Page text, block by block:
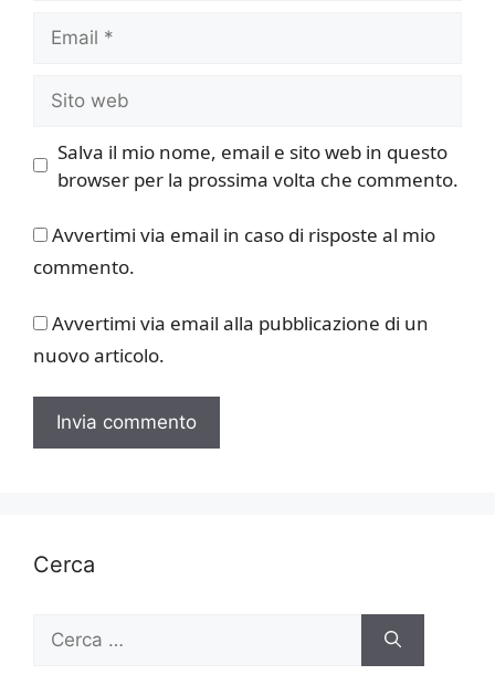
web
Salva il mio nome, email e sito web in questo
browser per la prossima volta che commento.
Avvertimi via email in caso di risposte al mio
commento.
Avvertimi via email alla pubblicazione di un
nuovo articolo.
Cerca
Ricerca